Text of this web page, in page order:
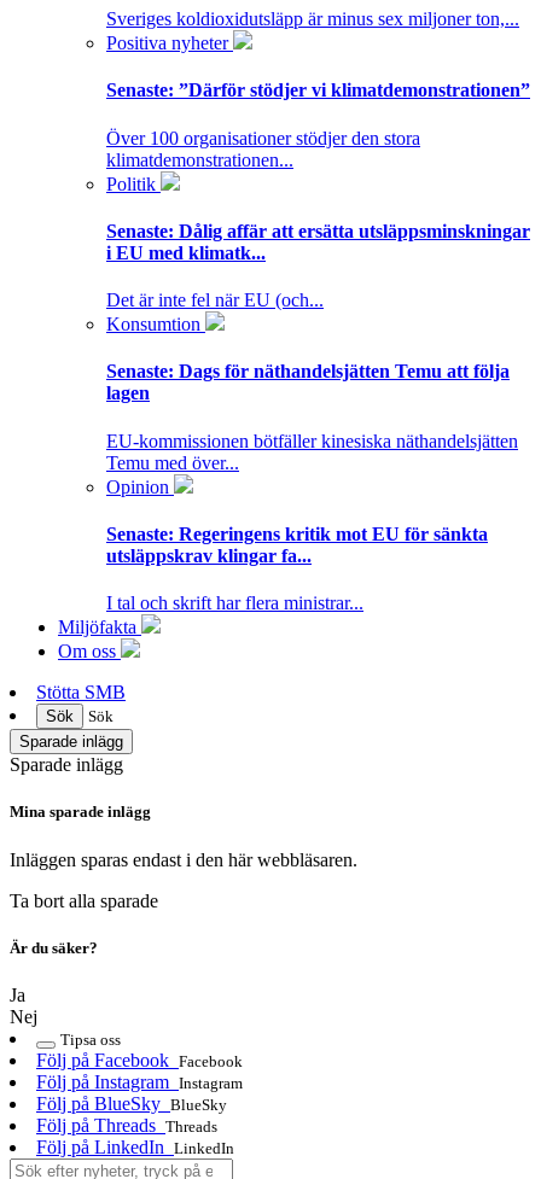
Sveriges koldioxidutsläpp är minus sex miljoner ton,...
Positiva nyheter
Senaste: ”Därför stödjer vi klimatdemonstrationen”
Över 100 organisationer stödjer den stora
klimatdemonstrationen...
Politik
Senaste: Dålig affär att ersätta utsläppsminskningar
i EU med klimatk...
Det är inte fel när EU (och...
Konsumtion
Senaste: Dags för näthandelsjätten Temu att följa
lagen
EU-kommissionen bötfäller kinesiska näthandelsjätten
Temu med över...
Opinion
Senaste: Regeringens kritik mot EU för sänkta
utsläppskrav klingar fa...
I tal och skrift har flera ministrar...
Miljöfakta
Om oss
Stötta SMB
Sök
Sök
Sparade inlägg
Sparade inlägg
Mina sparade inlägg
Inläggen sparas endast i den här webbläsaren.
Ta bort alla sparade
Är du säker?
Ja
Nej
Tipsa oss
Följ på Facebook Facebook
Följ på Instagram Instagram
Följ på BlueSky BlueSky
Följ på Threads Threads
Följ på LinkedIn LinkedIn